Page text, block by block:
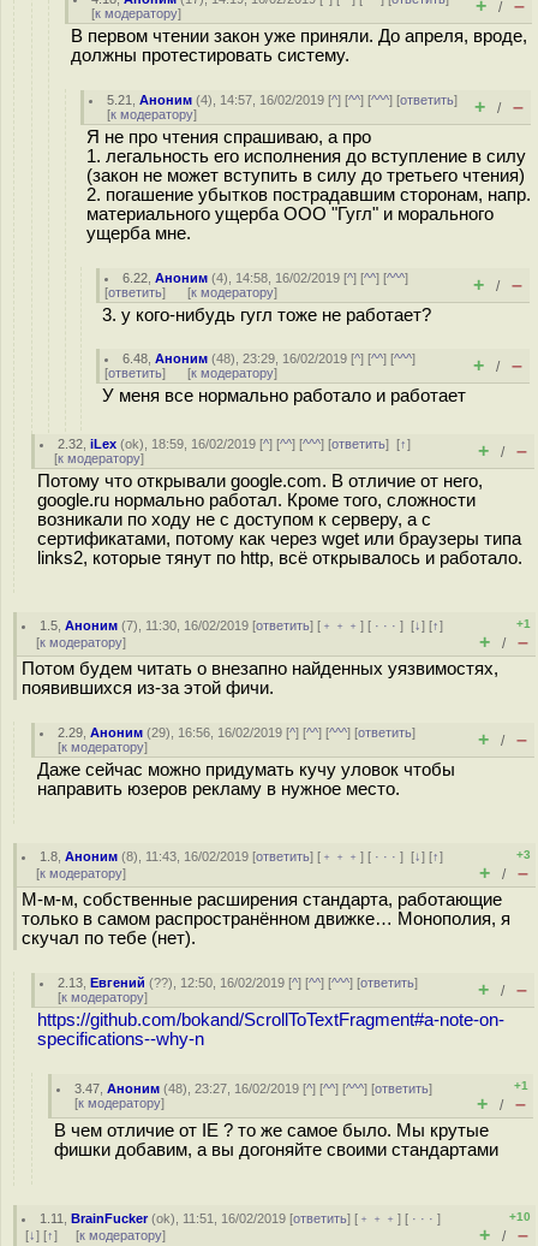
[к модератору] + / –
В первом чтении закон уже приняли. До апреля, вроде,
должны протестировать систему.
5.21 ,Аноним (4), 14:57, 16/02/2019 [^] [^^] [^^^] [ответить]
[к модератору] + / –
Я не про чтения спрашиваю, а про
1. легальность его исполнения до вступление в силу
(закон не может вступить в силу до третьего чтения)
2. погашение убытков пострадавшим сторонам, напр.
материального ущерба ООО "Гугл" и морального
ущерба мне.
6.22 ,Аноним (4), 14:58, 16/02/2019 [^] [^^] [^^^]
[ответить] [к модератору] + / –
3. у кого-нибудь гугл тоже не работает?
6.48 ,Аноним (48), 23:29, 16/02/2019 [^] [^^] [^^^]
[ответить] [к модератору] + / –
У меня все нормально работало и работает
2.32 ,iLex (ok), 18:59, 16/02/2019 [^] [^^] [^^^] [ответить][↑]
[к модератору] + / –
Потому что открывали google.com. В отличие от него,
google.ru нормально работал. Кроме того, сложности
возникали по ходу не с доступом к серверу, а с
сертификатами, потому как через wget или браузеры типа
links2, которые тянут по http, всё открывалось и работало.
1.5 ,Аноним (7), 11:30, 16/02/2019 [ответить] [ ﹢﹢﹢] [ · · ·][↓] [↑]
[к модератору]
+1
+ / –
Потом будем читать о внезапно найденных уязвимостях,
появившихся из-за этой фичи.
2.29 ,Аноним (29), 16:56, 16/02/2019 [^] [^^] [^^^] [ответить]
[к модератору] + / –
Даже сейчас можно придумать кучу уловок чтобы
направить юзеров рекламу в нужное место.
1.8 ,Аноним (8), 11:43, 16/02/2019 [ответить] [ ﹢﹢﹢] [ · · ·][↓] [↑]
[к модератору]
+3
+ / –
М-м-м, собственные расширения стандарта, работающие
только в самом распространённом движке… Монополия, я
скучал по тебе (нет).
2.13 ,Евгений (??), 12:50, 16/02/2019 [^] [^^] [^^^] [ответить]
[к модератору] + / –
https://github.com/bokand/ScrollToTextFragment#a-note-on-
specifications--why-n
3.47 ,Аноним (48), 23:27, 16/02/2019 [^] [^^] [^^^] [ответить]
[к модератору]
+1
+ / –
В чем отличие от IE ? то же самое было. Мы крутые
фишки добавим, а вы догоняйте своими стандартами
1.11 ,BrainFucker(ok), 11:51, 16/02/2019 [ответить] [ ﹢﹢﹢] [ · · ·]
[↓] [↑] [к модератору]
+10
+ / –